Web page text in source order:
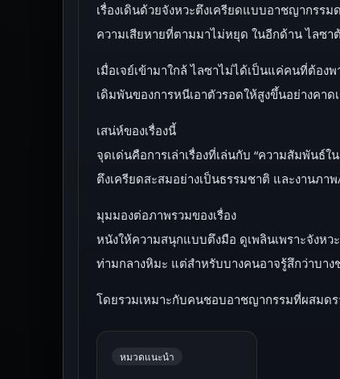
เรื่องเดินด้วยจังหวะตึงเครียดแบบอาชญากรร
ความเสียหายที่ตามมาไม่หยุด ในอีกด้าน ไลซา
เมื่อเจย์เข้ามาใกล้ ไลซาไม่ได้เป็นแค่คนที่ต้อ
เดิมพันของการหนีเอาตัวรอดให้สูงขึ้นอย่างคา
เสน่ห์ของเรื่องนี้
จุดเด่นคือการเล่าเรื่องที่เล่นกับ “ความสัมพัน
ตึงเครียดสะสมอย่างเป็นธรรมชาติ และงานภ
มุมมองต่อภาพรวมของเรื่อง
หนังให้ความสนุกแบบตึงมือ ดูเพลินเพราะจังห
ท่ามกลางหิมะ แต่สำหรับบางคนอาจรู้สึกว่าบา
โดยรวมเหมาะกับคนชอบอาชญากรรมที่ผสมด
หมวดแนะนำ